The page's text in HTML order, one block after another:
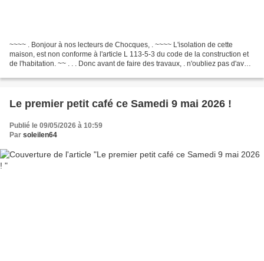
~~~~ . Bonjour à nos lecteurs de Chocques, . ~~~~ L'isolation de cette
maison, est non conforme à l'article L 113-5-3 du code de la construction et
de l'habitation. ~~ . . . Donc avant de faire des travaux, . n'oubliez pas d'avoir
Le premier petit café ce Samedi 9 mai 2026 !
Publié le 09/05/2026 à 10:59
Par soleilen64